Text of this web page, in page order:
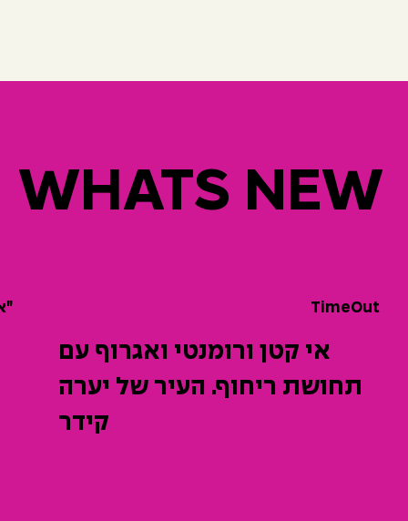
WHATS NEW
TimeOut
אי קטן ורומנטי ואגרוף עם
תחושת ריחוף. העיר של יערה
קידר